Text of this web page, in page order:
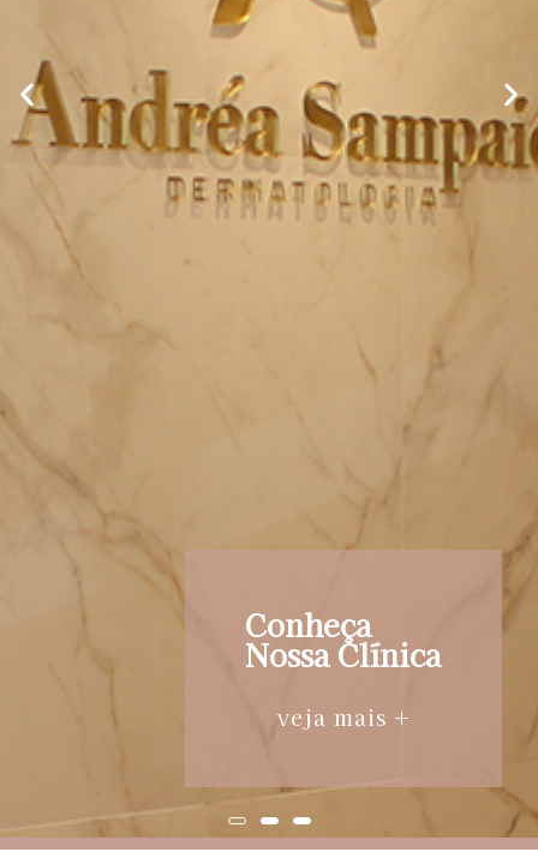
Conheça
Nossa Clínica
veja mais +